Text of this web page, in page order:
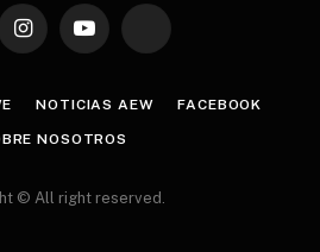
InstagramYouTube TikTok
NOTICIAS AEW FACEBOOK
NOSOTROS
© All right reserved.